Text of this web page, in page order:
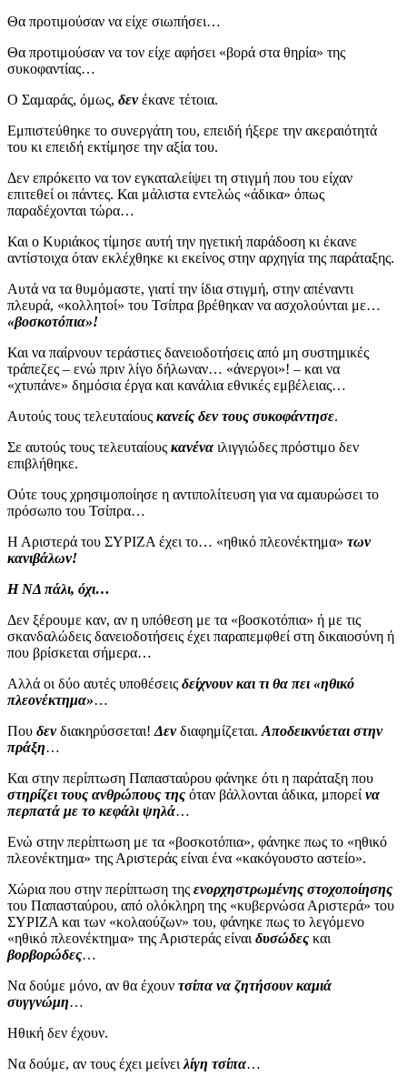
Θα προτιμούσαν να είχε σιωπήσει…
Θα προτιμούσαν να τον είχε αφήσει «βορά στα θηρία» της
συκοφαντίας…
Ο Σαμαράς, όμως, δενέκανε τέτοια.
Εμπιστεύθηκε το συνεργάτη του, επειδή ήξερε την ακεραιότητά
του κι επειδή εκτίμησε την αξία του.
Δεν επρόκειτο να τον εγκαταλείψει τη στιγμή που του είχαν
επιτεθεί οι πάντες. Και μάλιστα εντελώς «άδικα» όπως
παραδέχονται τώρα…
Και ο Κυριάκος τίμησε αυτή την ηγετική παράδοση κι έκανε
αντίστοιχα όταν εκλέχθηκε κι εκείνος στην αρχηγία της παράταξης.
Αυτά να τα θυμόμαστε, γιατί την ίδια στιγμή, στην απέναντι
πλευρά, «κολλητοί» του Τσίπρα βρέθηκαν να ασχολούνται με…
«βοσκοτόπια»!
Και να παίρνουν τεράστιες δανειοδοτήσεις από μη συστημικές
τράπεζες – ενώ πριν λίγο δήλωναν… «άνεργοι»! – και να
«χτυπάνε» δημόσια έργα και κανάλια εθνικές εμβέλειας…
Αυτούς τους τελευταίους κανείς δεν τους συκοφάντησε.
Σε αυτούς τους τελευταίους κανένα ιλιγγιώδες πρόστιμο δεν
επιβλήθηκε.
Ούτε τους χρησιμοποίησε η αντιπολίτευση για να αμαυρώσει το
πρόσωπο του Τσίπρα…
Η Αριστερά του ΣΥΡΙΖΑ έχει το… «ηθικό πλεονέκτημα» των
κανιβάλων!
Η ΝΔ πάλι, όχι…
Δεν ξέρουμε καν, αν η υπόθεση με τα «βοσκοτόπια» ή με τις
σκανδαλώδεις δανειοδοτήσεις έχει παραπεμφθεί στη δικαιοσύνη ή
που βρίσκεται σήμερα…
Αλλά οι δύο αυτές υποθέσεις δείχνουν και τι θα πει «ηθικό
πλεονέκτημα»…
Που δενδιακηρύσσεται! Δενδιαφημίζεται. Αποδεικνύεται στην
πράξη…
Και στην περίπτωση Παπασταύρου φάνηκε ότι η παράταξη που
στηρίζει τους ανθρώπους της όταν βάλλονται άδικα, μπορεί να
περπατά με το κεφάλι ψηλά…
Ενώ στην περίπτωση με τα «βοσκοτόπια», φάνηκε πως το «ηθικό
πλεονέκτημα» της Αριστεράς είναι ένα «κακόγουστο αστείο».
Χώρια που στην περίπτωση της ενορχηστρωμένης στοχοποίησης
του Παπασταύρου, από ολόκληρη της «κυβερνώσα Αριστερά» του
ΣΥΡΙΖΑ και των «κολαούζων» του, φάνηκε πως το λεγόμενο
«ηθικό πλεονέκτημα» της Αριστεράς είναι δυσώδες και
βορβορώδες…
Να δούμε μόνο, αν θα έχουν τσίπα να ζητήσουν καμιά
συγγνώμη…
Ηθική δεν έχουν.
Να δούμε, αν τους έχει μείνει λίγη τσίπα…